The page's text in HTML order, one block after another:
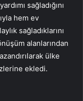
sağladığını
hem ev
sağladıklarını
alanlarından
ülke
ekledi.